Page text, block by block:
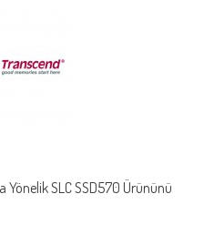
SLC SSD570 Ürününü